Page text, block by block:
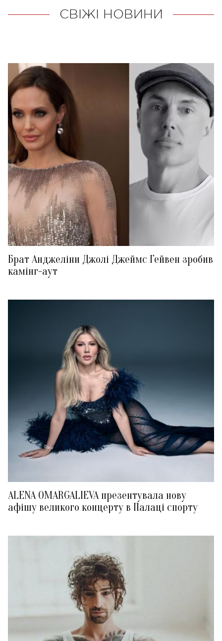
СВІЖІ НОВИНИ
Брат Анджеліни Джолі Джеймс Гейвен зробив
камінг-аут
ALENA OMARGALIEVA презентувала нову
афішу великого концерту в Палаці спорту